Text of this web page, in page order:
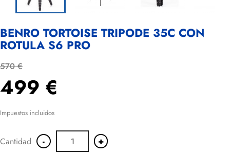
BENRO TORTOISE TRIPODE 35C CON
ROTULA S6 PRO
570 €
499 €
Impuestos incluidos
Cantidad - +